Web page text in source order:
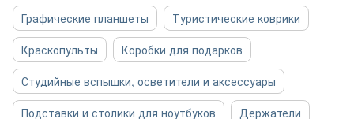
Графические планшеты
Туристические коврики
Краскопульты
Коробки для подарков
Студийные вспышки, осветители и аксессуары
Подставки и столики для ноутбуков
Держатели